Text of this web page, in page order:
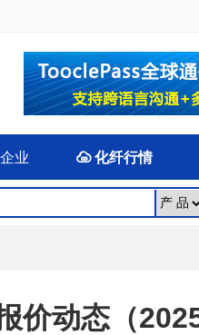
业 化纤行情
价动态（